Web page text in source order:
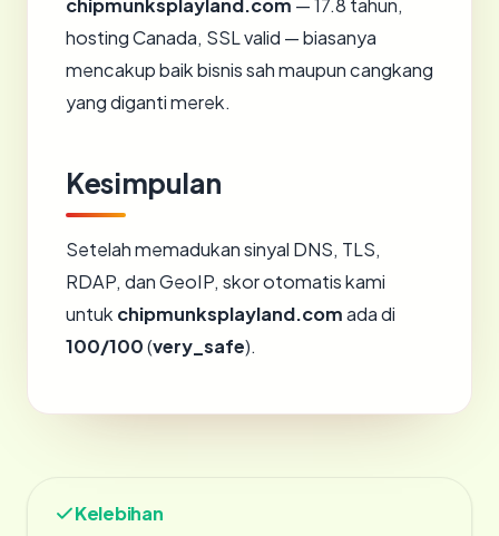
chipmunksplayland.com — 17.8 tahun,
hosting Canada, SSL valid — biasanya
mencakup baik bisnis sah maupun cangkang
yang diganti merek.
Kesimpulan
Setelah memadukan sinyal DNS, TLS,
RDAP, dan GeoIP, skor otomatis kami
untuk chipmunksplayland.comada di
100/100(very_safe).
Kelebihan